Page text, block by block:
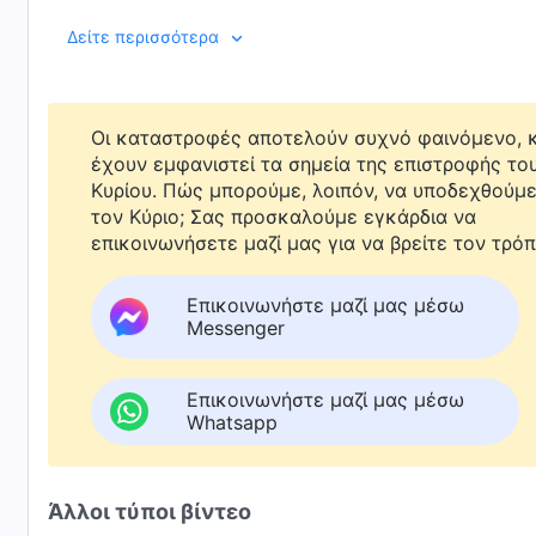
Τσενξί. Δεν έχει άλλη λύση παρά να εγκαταλείψει
κατάσταση μόνιμου τρόμου. Ανήμπορη να αντέξει
καταρρέει ψυχολογικά και ο πατέρας της, με
επιδεινώνεται από τον άγριο ξυλοδαρμό του από
Κατατρεγμένη, η Λι Τσενξί διαδίδει τοευαγγέλιομε
το καθεστώς τρομοκρατίας του ΚΚΚ,
και κάποιες αδελφές συλλαμβάνονται και
αστυνομίας και άλλοι λαμβάνουν ποινές
συλλαμβάνεται για άλλη μια φορά ενώ διαδίδει το
ανακρίσεων, προσπαθειών να της αποσπάσουν
Δείτε περισσότερα
Οι καταστροφές αποτελούν συχνό φαινόμενο,
έχουν εμφανιστεί τα σημεία της επιστροφής
Κυρίου. Πώς μπορούμε, λοιπόν, να υποδεχθούμε
τον Κύριο; Σας προσκαλούμε εγκάρδια να
επικοινωνήσετε μαζί μας για να βρείτε τον
Επικοινωνήστε μαζί μας μέσω
Messenger
Επικοινωνήστε μαζί μας μέσω
Whatsapp
Άλλοι τύποι βίντεο